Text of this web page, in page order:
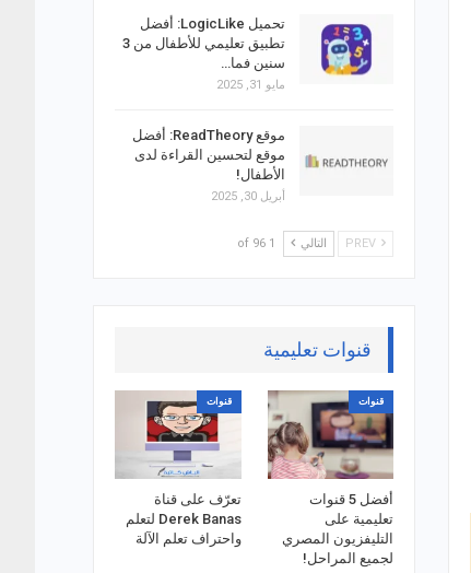
تحميل LogicLike: أفضل
تطبيق تعليمي للأطفال من 3
سنين فما…
مايو 31, 2025
موقع ReadTheory: أفضل
موقع لتحسين القراءة لدى
الأطفال!
أبريل 30, 2025
التالي 1 of 96
قنوات تعليمية
قنوات
أفضل 5 قنوات
تعليمية على
التليفزيون المصري
لجميع المراحل!
قنوات
تعرّف على قناة
Derek Banas لتعلم
واحتراف تعلم الآلة